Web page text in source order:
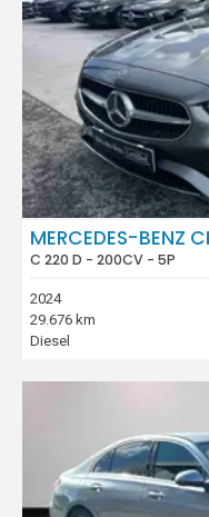
MERCEDES-BENZ
C 220 D - 200CV - 5P
2024
29.676 km
Diesel